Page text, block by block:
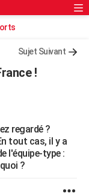
Sujet Suivant
!
regardé ?
tout cas, il y a
l'équipe-type :
?